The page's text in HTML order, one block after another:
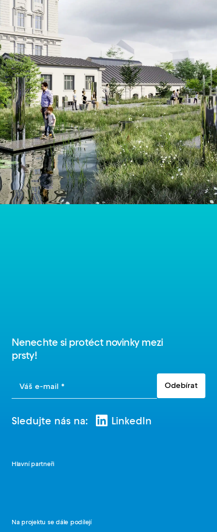
Jméno a příjmení *
E-mail *
Telefon
Vaše zpráva
Souhlasím se zpracováním osobních údajů
Odeslat
Nenechte si protéct novinky mezi
prsty!
Váš e-mail * Odebírat
Sledujte nás na: LinkedIn
Hlavní partneři
Na projektu se dále podílejí